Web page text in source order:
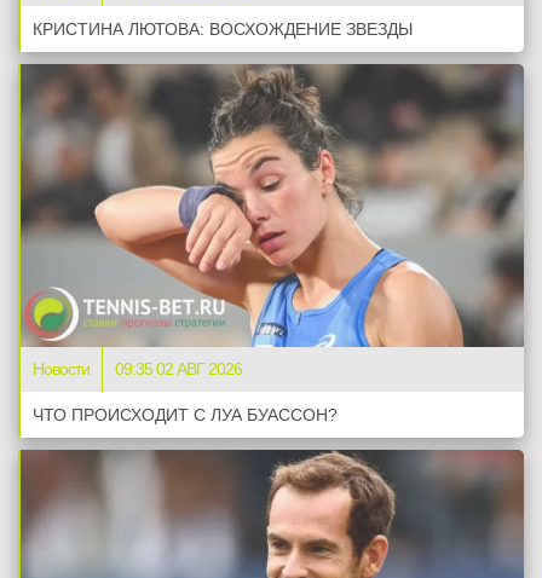
КРИСТИНА ЛЮТОВА: ВОСХОЖДЕНИЕ ЗВЕЗДЫ
Новости 09:35 02 АВГ 2026
ЧТО ПРОИСХОДИТ С ЛУА БУАССОН?